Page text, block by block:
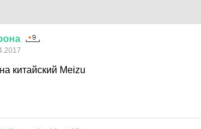
китайский Meizu